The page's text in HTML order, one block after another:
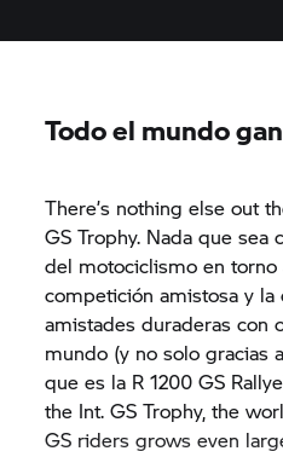
Todo el mundo
There’s nothing else out
GS Trophy. Nada que sea
del motociclismo en
competición amistosa y
amistades duraderas con
mundo (y no solo gracias
que es la R 1200 GS
the Int.GS Trophy, the
GS riders grows even